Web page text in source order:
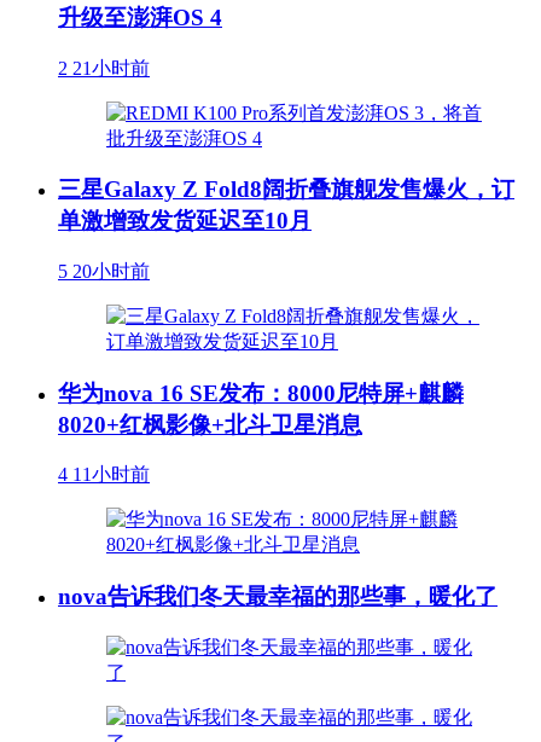
升级至澎湃OS 4
2 21小时前
三星Galaxy Z Fold8阔折叠旗舰发售爆火，订
单激增致发货延迟至10月
5 20小时前
华为nova 16 SE发布：8000尼特屏+麒麟
8020+红枫影像+北斗卫星消息
4 11小时前
nova告诉我们冬天最幸福的那些事，暖化了